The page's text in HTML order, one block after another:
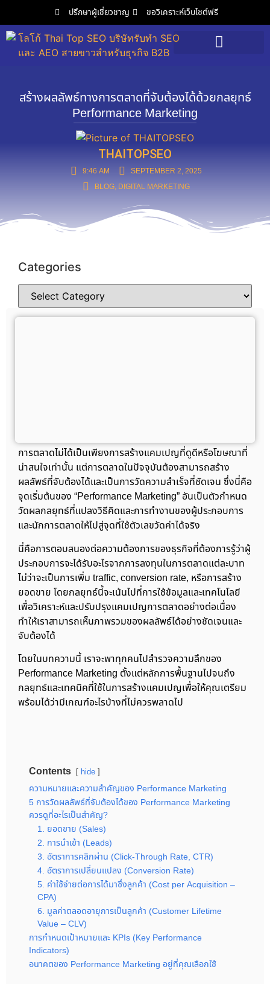
ปรึกษาผู้เชี่ยวชาญ ขอวิเคราะห์เว็บไซต์ฟรี
สร้างผลลัพธ์ทางการตลาดที่จับต้องได้ด้วยกลยุทธ์
Performance Marketing
THAITOPSEO
9:46 AM
SEPTEMBER 2, 2025
BLOG, DIGITAL MARKETING
Categories
การตลาดไม่ได้เป็นเพียงการสร้างแคมเปญที่ดูดีหรือโฆษณาที่
น่าสนใจเท่านั้น แต่การตลาดในปัจจุบันต้องสามารถสร้าง
ผลลัพธ์ที่จับต้องได้และเป็นการวัดความสำเร็จที่ชัดเจน ซึ่งนี่คือ
จุดเริ่มต้นของ “Performance Marketing” อันเป็นตัวกำหนด
วัดผลกลยุทธ์ที่แปลงวิธีคิดและการทำงานของผู้ประกอบการ
และนักการตลาดให้ไปสู่จุดที่ใช้ตัวเลขวัดค่าได้จริง
นี่คือการตอบสนองต่อความต้องการของธุรกิจที่ต้องการรู้ว่าผู้
ประกอบการจะได้รับอะไรจากการลงทุนในการตลาดแต่ละบาท
ไม่ว่าจะเป็นการเพิ่ม traffic, conversion rate, หรือการสร้าง
ยอดขาย โดยกลยุทธ์นี้จะเน้นไปที่การใช้ข้อมูลและเทคโนโลยี
เพื่อวิเคราะห์และปรับปรุงแคมเปญการตลาดอย่างต่อเนื่อง
ทำให้เราสามารถเห็นภาพรวมของผลลัพธ์ได้อย่างชัดเจนและ
จับต้องได้
โดยในบทความนี้ เราจะพาทุกคนไปสำรวจความลึกของ
Performance Marketing ตั้งแต่หลักการพื้นฐานไปจนถึง
กลยุทธ์และเทคนิคที่ใช้ในการสร้างแคมเปญเพื่อให้คุณเตรียม
พร้อมได้ว่ามีเกณฑ์อะไรบ้างที่ไม่ควรพลาดไป
Contents hide
ความหมายและความสำคัญของ Performance Marketing
5 การวัดผลลัพธ์ที่จับต้องได้ของ Performance Marketing
ควรดูที่อะไรเป็นสำคัญ?
1. ยอดขาย (Sales)
2. การนำเข้า (Leads)
3. อัตราการคลิกผ่าน (Click-Through Rate, CTR)
4. อัตราการเปลี่ยนแปลง (Conversion Rate)
5. ค่าใช้จ่ายต่อการได้มาซึ่งลูกค้า (Cost per Acquisition –
CPA)
6. มูลค่าตลอดอายุการเป็นลูกค้า (Customer Lifetime
Value – CLV)
การกำหนดเป้าหมายและ KPIs (Key Performance
Indicators)
อนาคตของ Performance Marketing อยู่ที่คุณเลือกใช้